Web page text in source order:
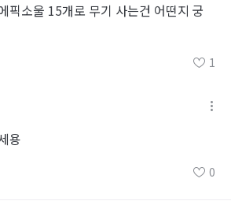
픽소울 15개로 무기 사는건 어떤지 궁
1
용
0